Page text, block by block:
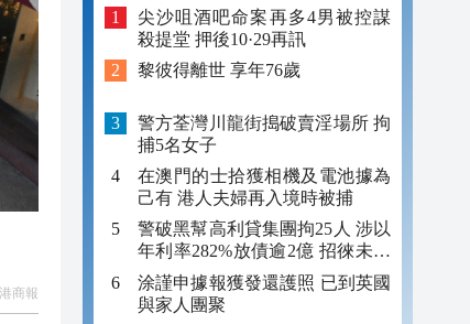
商報
尖沙咀酒吧命案再多4男被控謀
殺提堂 押後10·29再訊
黎彼得離世 享年76歲
警方荃灣川龍街搗破賣淫場所 拘
捕5名女子
在澳門的士拾獲相機及電池據為
己有 港人夫婦再入境時被捕
警破黑幫高利貸集團拘25人 涉以
年利率282%放債逾2億 招徠未成
年追數
涂謹申據報獲發還護照 已到英國
與家人團聚